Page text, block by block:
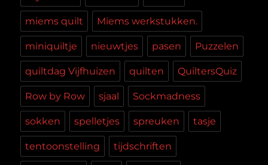
miems quilt Miems werkstukken.
miniquiltje nieuwtjes pasen Puzzelen
quiltdag Vijfhuizen quilten QuiltersQuiz
Row by Row sjaal Sockmadness
sokken spelletjes spreuken tasje
tentoonstelling tijdschriften